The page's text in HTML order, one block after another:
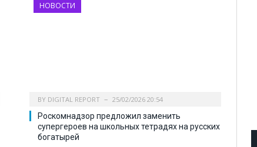
НОВОСТИ
BY DIGITAL REPORT 25/02/2026 20:54
Роскомнадзор предложил заменить
супергероев на школьных тетрадях на русских
богатырей